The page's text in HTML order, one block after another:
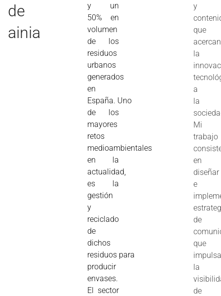
de
ainia
y un
50% en
volumen
de los
residuos
urbanos
generados
en
España. Uno
de los
mayores
retos
medioambientales
en la
actualidad,
es la
gestión
y
reciclado
de
dichos
residuos para
producir
envases.
El sector
y
que
acercan
la
a
la
Mi
trabajo
en
diseñar
e
de
que
la
de